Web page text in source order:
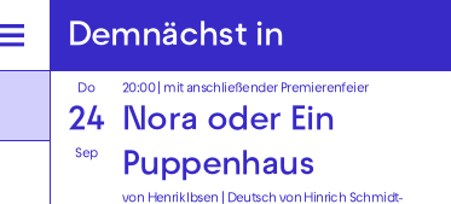
springen
Demnächst in
Do
24
Sep
20:00| mit anschließender Premierenfeier
Nora oder Ein
Puppenhaus
von Henrik Ibsen | Deutsch von Hinrich Schmidt-